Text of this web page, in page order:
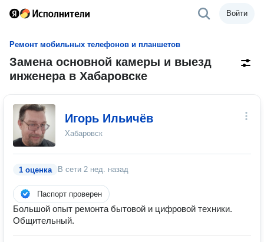
Войти
Ремонт мобильных телефонов и планшетов
Замена основной камеры и выезд
инженера в Хабаровске
Игорь Ильичёв
Хабаровск
1 оценка В сети 2 нед. назад
Паспорт проверен
Большой опыт ремонта бытовой и цифровой техники.
Общительный.